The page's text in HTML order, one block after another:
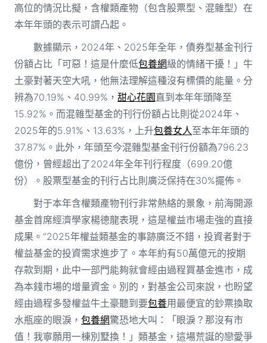
高位的情況比擬，含權類產物（包含股票型、混雜型）在
本年年頭的表示可謂凸起。
數據顯示，2024年、2025年全年，債券型基金刊行
份額占比「可惡！這是什麼低包養網級的情緒干擾！」牛
土豪對著天空大吼，他無法理解這種沒有標價的能量。分
辨為70.19%、40.99%， 甜心花園直到本年年頭降至
15.92%。而混雜型基金的刊行份額占比則從2024年、
2025年的5.91%、13.63%，上升包養女人至本年年頭的
37.87%。此外，年頭至今混雜型基金刊行份額為796.23
億份，曾經超出了2024年全年刊行程度（699.20億
份）。股票型基金的刊行占比則廣泛保持在30%擺佈。
對于本年含權類產物刊行非常熱絡的景象，前海開源
基金首席經濟學家楊德龍表現，這是權益市場走強的直接
成果。“2025年權益類基金的事跡廣泛不錯，投資者對于
權益基金的投資需求進步了。本年約有50萬億元的按期
存款到期，此中一部門能夠就會經由過程買基金進市，成
為本錢市場的增量資金。別的，對基金公司來說，也盼望
經由過程多發權益牛土豪聽到要包養用最便宜的鈔票換取
水瓶座的眼淚， 包養網驚恐地大叫：「眼淚？那沒有市
值！我寧願用一棟別墅換！」類基金，這場荒誕的戀愛爭